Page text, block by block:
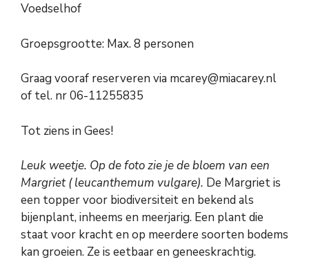
Voedselhof
Groepsgrootte: Max. 8 personen
Graag vooraf reserveren via mcarey@miacarey.nl
of tel. nr 06-11255835
Tot ziens in Gees!
Leuk weetje. Op de foto zie je de bloem van een
Margriet ( leucanthemum vulgare). De Margriet is
een topper voor biodiversiteit en bekend als
bijenplant, inheems en meerjarig. Een plant die
staat voor kracht en op meerdere soorten bodems
kan groeien. Ze is eetbaar en geneeskrachtig.